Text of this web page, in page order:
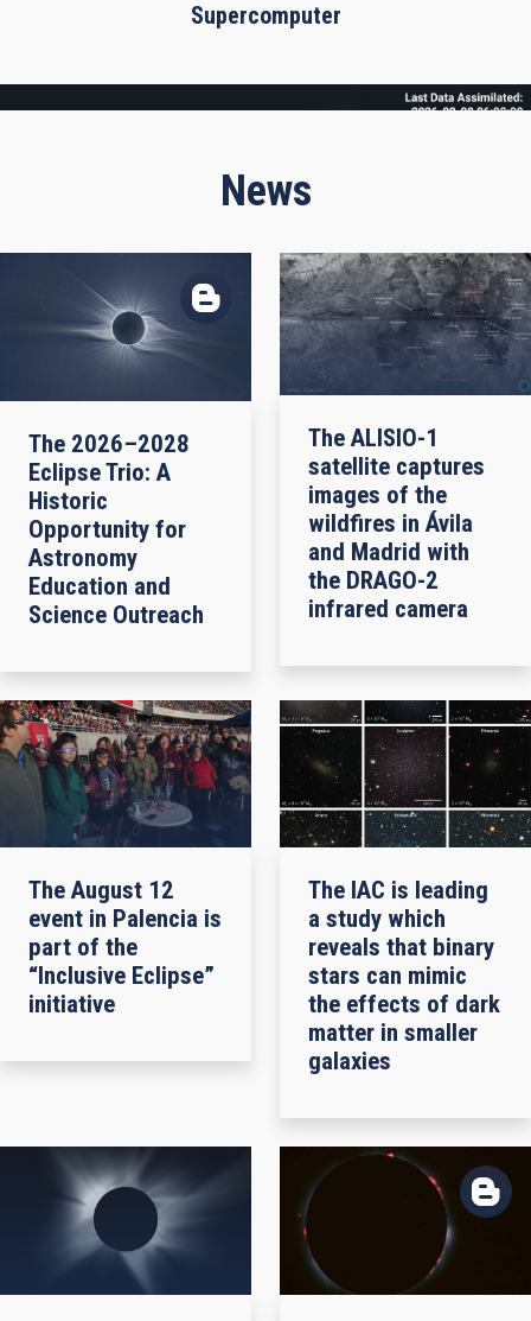
Supercomputer
News
The 2026–2028
Eclipse Trio: A
Historic
Opportunity for
Astronomy
Education and
Science Outreach
The ALISIO-1
satellite captures
images of the
wildfires in Ávila
and Madrid with
the DRAGO-2
infrared camera
The August 12
event in Palencia is
part of the
“Inclusive Eclipse”
initiative
The IAC is leading
a study which
reveals that binary
stars can mimic
the effects of dark
matter in smaller
galaxies